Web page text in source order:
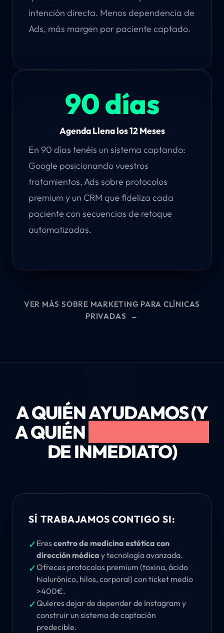
intención directa. Menos dependencia de
Ads, más margen por paciente captado.
90 días
Agenda Llena los 12 Meses
En 90 días tenéis un sistema captando:
Google posicionando vuestros
tratamientos, Ads sobre protocolos
premium y un CRM que fideliza cada
paciente con secuencias de retoque
automatizadas.
VER MÁS SOBRE MARKETING PARA CLÍNICAS
PRIVADAS
→
A QUIÉN AYUDAMOS (Y
A QUIÉN
DE INMEDIATO)
SÍ TRABAJAMOS CONTIGO SI:
✓ Erescentro de medicina estética con
dirección médica y tecnología avanzada.
✓Ofreces protocolos premium (toxina, ácido
hialurónico, hilos, corporal) con ticket medio
>400€.
✓Quieres dejar de depender de Instagram y
construir un sistema de captación
predecible.